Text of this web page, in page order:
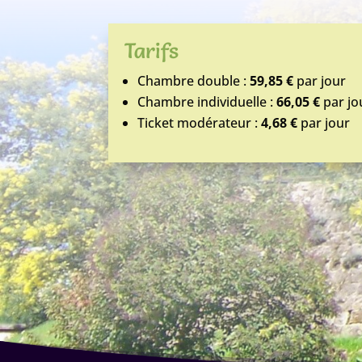
Tarifs
Chambre double :59,85 € par jour
Chambre individuelle :66,05 € par
Ticket modérateur :4,68 € par jour